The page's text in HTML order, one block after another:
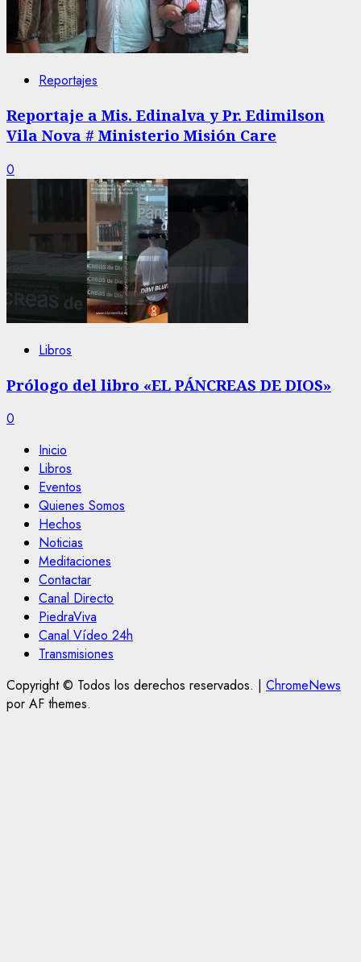
Reportajes
Reportaje a Mis. Edinalva y Pr. Edimilson
Vila Nova # Ministerio Misión Care
0
Libros
Prólogo del libro «EL PÁNCREAS DE DIOS»
0
Inicio
Libros
Eventos
Quienes Somos
Hechos
Noticias
Meditaciones
Contactar
Canal Directo
PiedraViva
Canal Vídeo 24h
Transmisiones
Copyright © Todos los derechos reservados. | ChromeNews
por AF themes.